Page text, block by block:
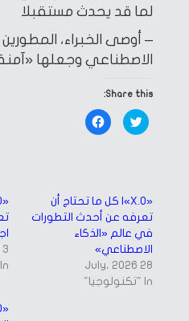
لما قد يحدث مستقبلا
– أوصى الخبراء،
الاصطناعي وجعلها
Share this:
Click
to
share
window)
Click
to
window)
3 February، 2026
In "تكنولوجيا"
«X.O»| كل ما تحتاج أن
تعرفه عن أحدث التطورات
في عالم «الذكاء
الاصطناعي»
28 July، 2026
In "تكنولوجيا"